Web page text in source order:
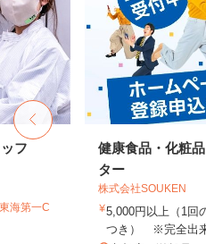
フ
海第一C
健康食品・化粧
ター
株式会社SOUKEN
5,000円以上（1回
つき） ※完全出